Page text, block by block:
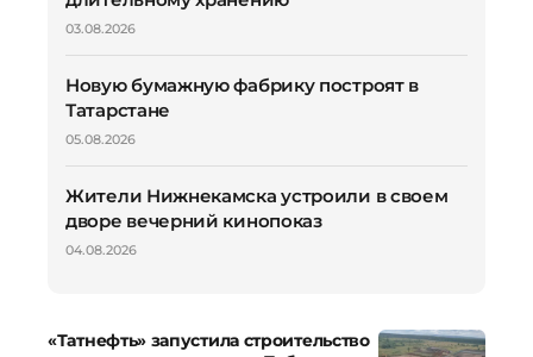
03.08.2026
Новую бумажную фабрику построят в
Татарстане
05.08.2026
Жители Нижнекамска устроили в своем
дворе вечерний кинопоказ
04.08.2026
«Татнефть» запустила строительство